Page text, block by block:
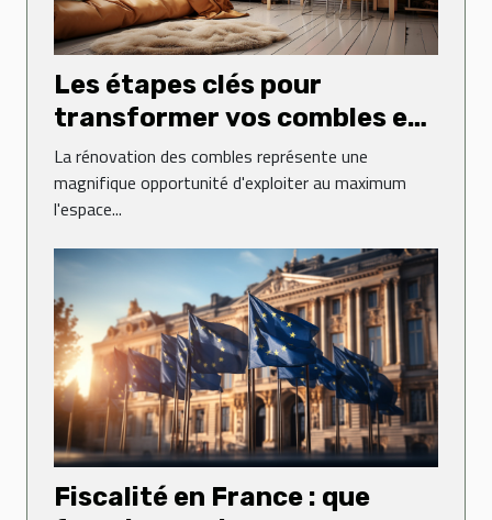
Les étapes clés pour
transformer vos combles en
espace de vie
La rénovation des combles représente une
magnifique opportunité d'exploiter au maximum
l'espace...
Fiscalité en France : que